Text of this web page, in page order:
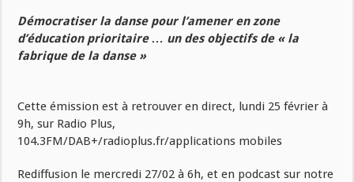
Démocratiser la danse pour l’amener en zone
d’éducation prioritaire … un des objectifs de « la
fabrique de la danse »
Cette émission est à retrouver en direct, lundi 25 février à
9h, sur Radio Plus,
104.3FM/DAB+/radioplus.fr/applications mobiles
Rediffusion le mercredi 27/02 à 6h, et en podcast sur notre